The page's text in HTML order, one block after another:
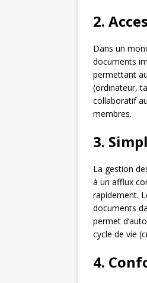
2.
Dans un
documents
permettant
(ordinateur,
collaboratif
membres.
3.
La gestion
à un afflux
rapidement.
documents
permet
cycle de vie
4.